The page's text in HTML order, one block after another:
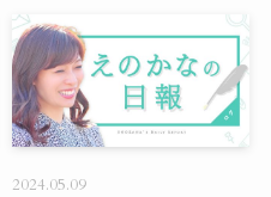
2024.05.09